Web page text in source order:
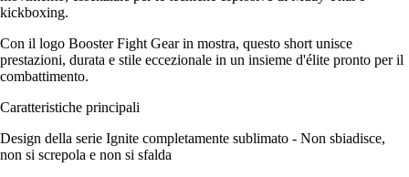
kickboxing.
Con il logo Booster Fight Gear in mostra, questo short unisce
prestazioni, durata e stile eccezionale in un insieme d'élite pronto per il
combattimento.
Caratteristiche principali
Design della serie Ignite completamente sublimato - Non sbiadisce,
non si screpola e non si sfalda